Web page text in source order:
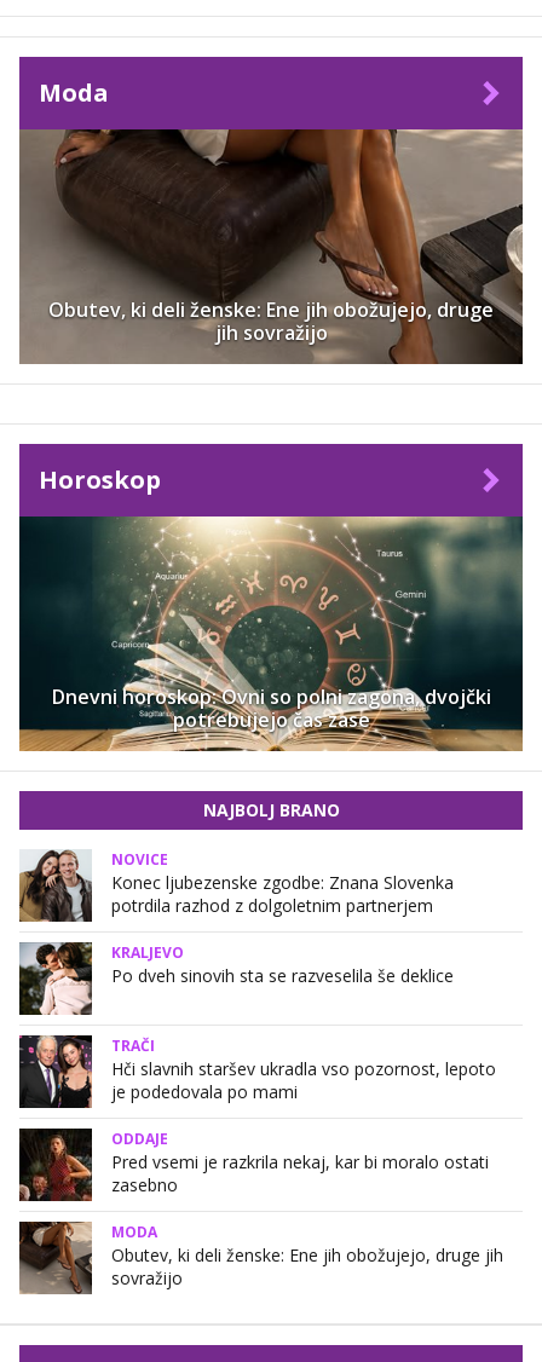
Moda
Obutev, ki deli ženske: Ene jih obožujejo, druge
jih sovražijo
Horoskop
Dnevni horoskop: Ovni so polni zagona, dvojčki
potrebujejo čas zase
NAJBOLJ BRANO
NOVICE
Konec ljubezenske zgodbe: Znana Slovenka
potrdila razhod z dolgoletnim partnerjem
KRALJEVO
Po dveh sinovih sta se razveselila še deklice
TRAČI
Hči slavnih staršev ukradla vso pozornost, lepoto
je podedovala po mami
ODDAJE
Pred vsemi je razkrila nekaj, kar bi moralo ostati
zasebno
MODA
Obutev, ki deli ženske: Ene jih obožujejo, druge jih
sovražijo